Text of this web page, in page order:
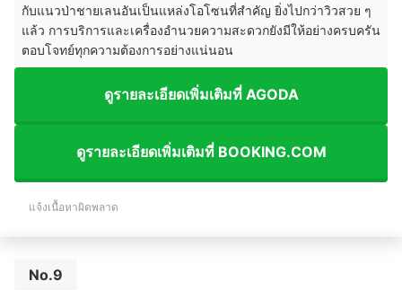
กับแนวป่าชายเลนอันเป็นแหล่งโอโซนที่สำคัญ ยิ่งไปกว่าวิวสวย ๆ
แล้ว การบริการและเครื่องอำนวยความสะดวกยังมีให้อย่างครบครัน
ตอบโจทย์ทุกความต้องการอย่างแน่นอน
ดูรายละเอียดเพิ่มเติมที่ AGODA
ดูรายละเอียดเพิ่มเติมที่ BOOKING.COM
แจ้งเนื้อหาผิดพลาด
No.9